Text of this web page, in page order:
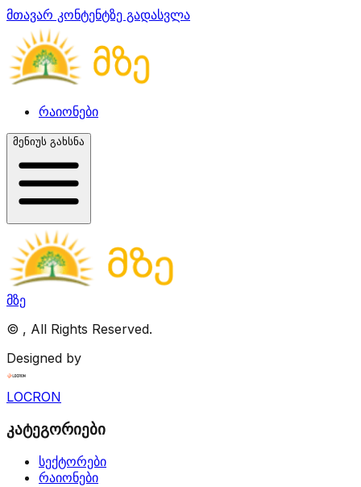
მთავარ კონტენტზე გადასვლა
რაიონები
მენიუს გახსნა
მზე
© , All Rights Reserved.
Designed by
LOCRON
კატეგორიები
სექტორები
რაიონები